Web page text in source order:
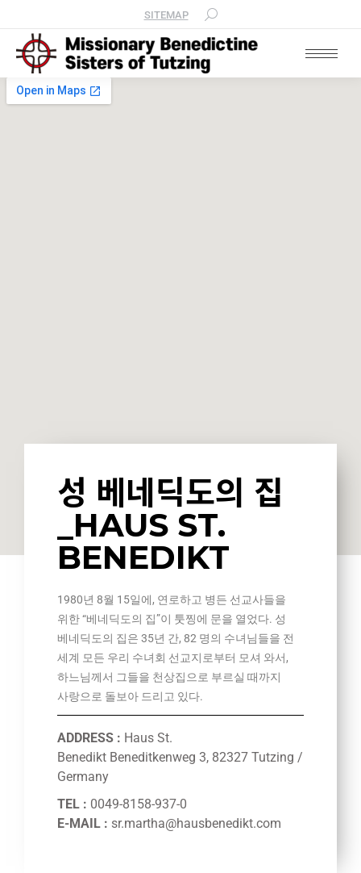
SITEMAP
성 베네딕도의 집
_HAUS ST.
BENEDIKT
1980년 8월 15일에, 연로하고 병든 선교사들을
위한 “베네딕도의 집”이 툿찡에 문을 열었다. 성
베네딕도의 집은 35년 간, 82 명의 수녀님들을 전
세계 모든 우리 수녀회 선교지로부터 모셔 와서,
하느님께서 그들을 천상집으로 부르실 때까지
사랑으로 돌보아 드리고 있다.
ADDRESS : Haus St.
Benedikt Beneditkenweg 3, 82327 Tutzing /
Germany
TEL : 0049-8158-937-0
E-MAIL : sr.martha@hausbenedikt.com